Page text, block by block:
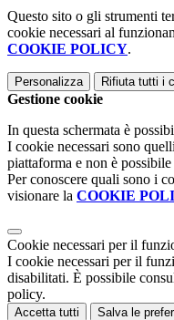
Questo sito o gli strumenti
cookie necessari al
COOKIE POLICY.
Personalizza Rifiuta tutti i
Gestione cookie
In questa schermata è
I cookie necessari sono
piattaforma e non è
Per conoscere quali sono i
visionare la COOKIE
Cookie necessari per il
I cookie necessari per il
disabilitati. È possibile
policy.
Accetta tutti Salva le